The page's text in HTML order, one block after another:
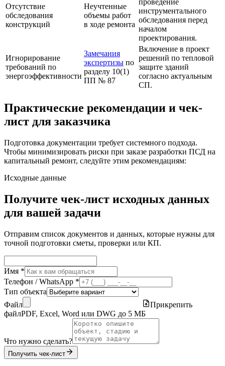
Отсутствие
обследования
конструкций
Неучтенные
объемы работ
в ходе ремонта
проведение
инструментального
обследования перед
началом
проектирования.
Игнорирование
требований по
энергоэффективности
Замечания
экспертизы по
разделу 10(1)
ПП № 87
Включение в проект
решений по тепловой
защите зданий
согласно актуальным
СП.
Практические рекомендации и чек-
лист для заказчика
Подготовка документации требует системного подхода.
Чтобы минимизировать риски при заказе разработки ПСД на
капитальный ремонт, следуйте этим рекомендациям:
Исходные данные
Получите чек-лист исходных данных
для вашей задачи
Отправим список документов и данных, которые нужны для
точной подготовки сметы, проверки или КП.
Имя *
Телефон / WhatsApp *
Тип объекта
Файл
Прикрепить
файлPDF, Excel, Word или DWG до 5 МБ
Что нужно сделать?
Получить чек-лист